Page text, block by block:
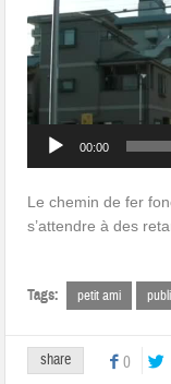
Lecteur
vidéo
00:00
Le chemin de fer
s’attendre à des
Tags: petit ami
share 0